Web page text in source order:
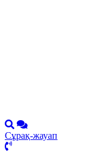
Сұрақ-жауап